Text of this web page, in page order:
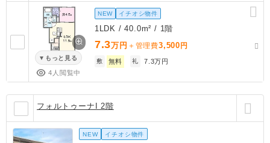
もっと見る
4人閲覧中
NEW イチオシ物件
1LDK / 40.0m² / 1階
7.3万円 ＋管理費3,500 円
敷 無料 礼 7.3万円
フォルトゥーナI 2階
NEW イチオシ物件